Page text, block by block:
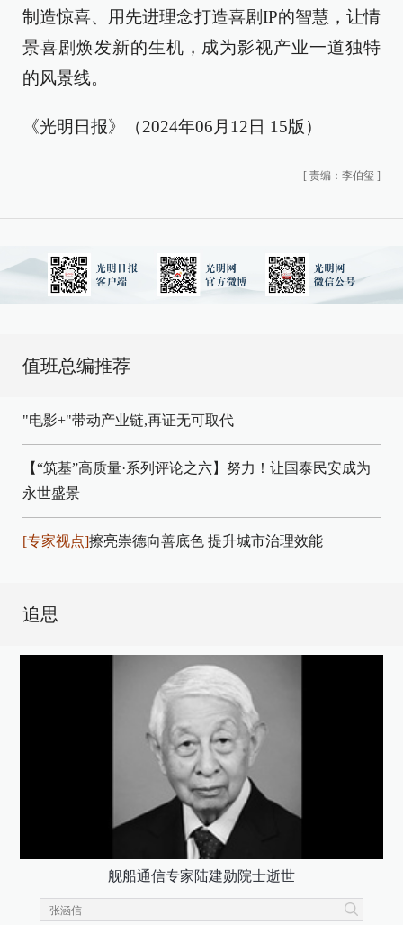
制造惊喜、用先进理念打造喜剧IP的智慧，让情
景喜剧焕发新的生机，成为影视产业一道独特
的风景线。
《光明日报》（2024年06月12日 15版）
[ 责编：李伯玺 ]
值班总编推荐
"电影+"带动产业链,再证无可取代
【“筑基”高质量·系列评论之六】努力！让国泰民安成为
永世盛景
[专家视点]擦亮崇德向善底色 提升城市治理效能
追思
舰船通信专家陆建勋院士逝世